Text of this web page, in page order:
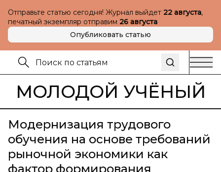
Отправьте статью сегодня! Журнал выйдет 22 августа,
печатный экземпляр отправим 26 августа
Опубликовать статью
МОЛОДОЙ УЧЁНЫЙ
Модернизация трудового
обучения на основе требований
рыночной экономики как
фактор формирования